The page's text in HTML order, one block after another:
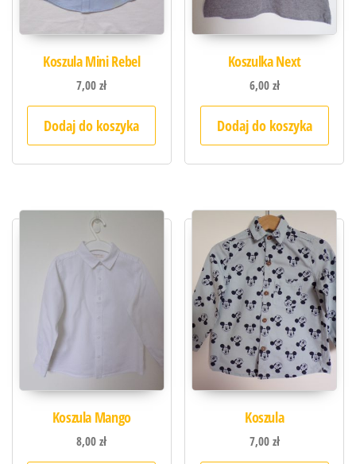
Koszula Mini Rebel
7,00zł
Dodaj do koszyka
Koszulka Next
6,00zł
Dodaj do koszyka
Koszula Mango
8,00zł
Koszula
7,00zł